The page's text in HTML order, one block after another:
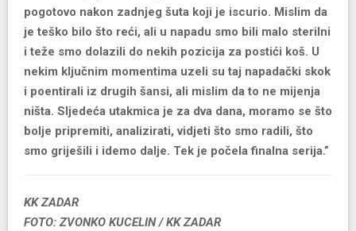
pogotovo nakon zadnjeg šuta koji je iscurio. Mislim da
je teško bilo što reći, ali u napadu smo bili malo sterilni
i teže smo dolazili do nekih pozicija za postići koš. U
nekim ključnim momentima uzeli su taj napadački skok
i poentirali iz drugih šansi, ali mislim da to ne mijenja
ništa. Sljedeća utakmica je za dva dana, moramo se što
bolje pripremiti, analizirati, vidjeti što smo radili, što
smo griješili i idemo dalje. Tek je počela finalna serija.”
KK ZADAR
FOTO: ZVONKO KUCELIN / KK ZADAR